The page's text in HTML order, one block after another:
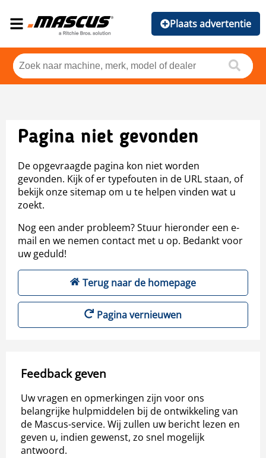
Plaats advertentie
Pagina niet gevonden
De opgevraagde pagina kon niet worden
gevonden. Kijk of er typefouten in de URL staan, of
bekijk onze sitemap om u te helpen vinden wat u
zoekt.
Nog een ander probleem? Stuur hieronder een e-
mail en we nemen contact met u op. Bedankt voor
uw geduld!
Terug naar de homepage
Pagina vernieuwen
Feedback geven
Uw vragen en opmerkingen zijn voor ons
belangrijke hulpmiddelen bij de ontwikkeling van
de Mascus-service. Wij zullen uw bericht lezen en
geven u, indien gewenst, zo snel mogelijk
antwoord.